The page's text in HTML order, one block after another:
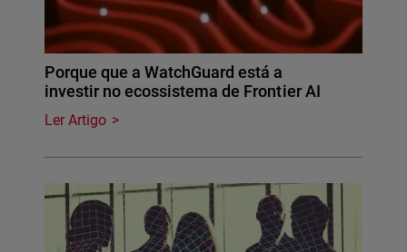
Porque que a WatchGuard está a
investir no ecossistema de Frontier AI
Ler Artigo